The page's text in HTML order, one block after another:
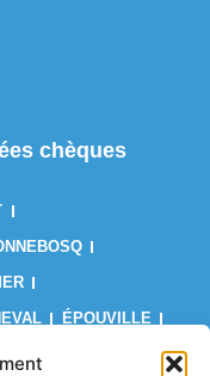
chèques
ÉPOUVILLE
GODERVILLE